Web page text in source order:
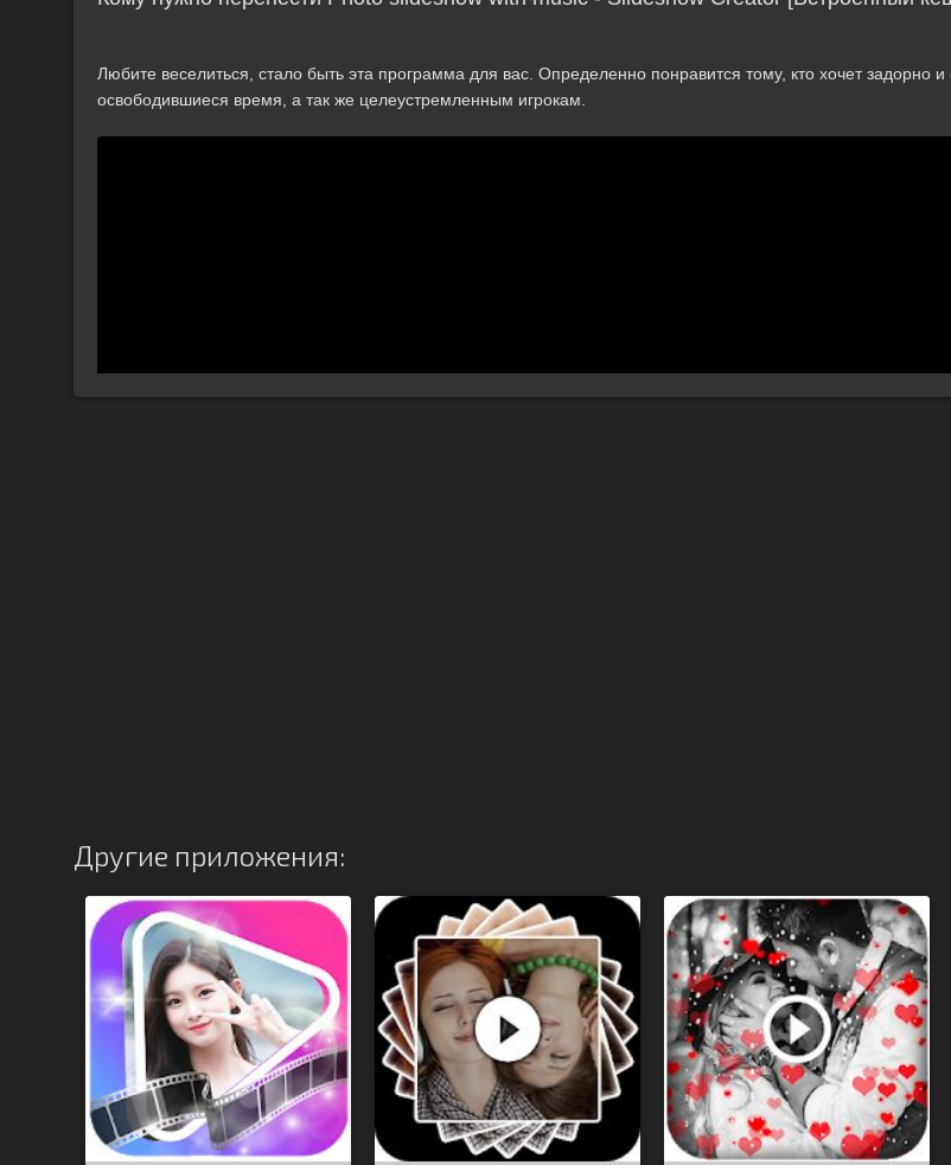
Любите веселиться, стало быть эта программа для вас. Определенно понравится тому, кто хочет задорно и
освободившиеся время, а так же целеустремленным игрокам.
Другие приложения: